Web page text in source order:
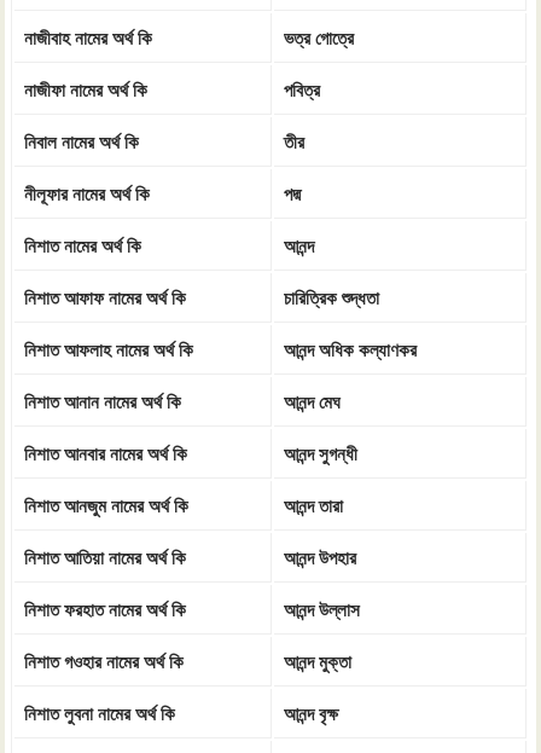
নাজীবাহ নামের অর্থ কি ভত্র গোত্রে
নাজীফা নামের অর্থ কি পবিত্র
নিবাল নামের অর্থ কি তীর
নীলূফার নামের অর্থ কি পদ্ম
নিশাত নামের অর্থ কি আনন্দ
নিশাত আফাফ নামের অর্থ কি চারিত্রিক শুদ্ধতা
নিশাত আফলাহ নামের অর্থ কি আনন্দ অধিক কল্যাণকর
নিশাত আনান নামের অর্থ কি আনন্দ মেঘ
নিশাত আনবার নামের অর্থ কি আনন্দ সুগন্ধী
নিশাত আনজুম নামের অর্থ কি আনন্দ তারা
নিশাত আতিয়া নামের অর্থ কি আনন্দ উপহার
নিশাত ফরহাত নামের অর্থ কি আনন্দ উল্লাস
নিশাত গওহার নামের অর্থ কি আনন্দ মুক্তা
নিশাত লুবনা নামের অর্থ কি আনন্দ বৃক্ষ